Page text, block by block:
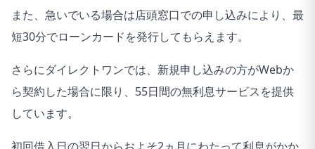
また、急いでいる場合は店頭窓口での申し込みにより、最
短30分でローンカードを発行してもらえます。
さらにダイレクトワンでは、新規申し込みの方がWebか
ら契約した場合に限り、55日間の無利息サービスを提供
しています。